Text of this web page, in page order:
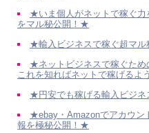
★いま個人がネットで稼ぐ力
をマル秘公開！★
★輸入ビジネスで稼ぐ超マ
★ネットビジネスで稼ぐため
これを知ればネットで稼げるよ
★円安でも稼げる輸入ビジ
★ebay・Amazonでアカウン
報を極秘公開！★